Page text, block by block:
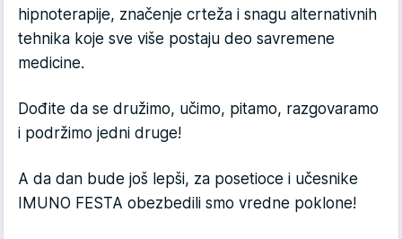
hipnoterapije, značenje crteža i snagu alternativnih
tehnika koje sve više postaju deo savremene
medicine.
Dođite da se družimo, učimo, pitamo, razgovaramo
i podržimo jedni druge!
A da dan bude još lepši, za posetioce i učesnike
IMUNO FESTA obezbedili smo vredne poklone!